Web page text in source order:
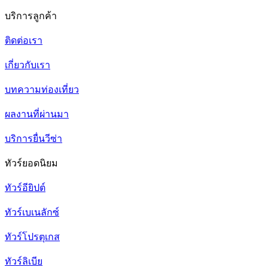
บริการลูกค้า
ติดต่อเรา
เกี่ยวกับเรา
บทความท่องเที่ยว
ผลงานที่ผ่านมา
บริการยื่นวีซ่า
ทัวร์ยอดนิยม
ทัวร์อียิปต์
ทัวร์เบเนลักซ์
ทัวร์โปรตุเกส
ทัวร์ลิเบีย